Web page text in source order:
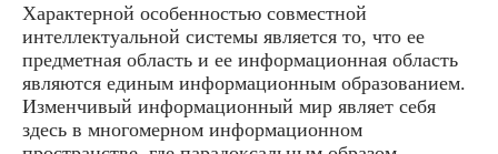
Характерной особенностью совместной
интеллектуальной системы является то, что ее
предметная область и ее информационная область
являются единым информационным образованием.
Изменчивый информационный мир являет себя
здесь в многомерном информационном